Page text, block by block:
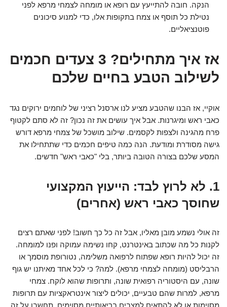
הנקה. חובה להתייעץ עם רופא או מומחה לצמחי מרפא לפני
נטילת כל תוסף או צמח בתקופות אלו, כדי למנוע סיכונים
פוטנציאליים.
אז איך מתחילים? 3 צעדים חכמים
לשילוב הטבע בחיים שלכם
אוקיי, אז הבנו שהטבע מציע לנו ארסנל רציני של לוחמים ירוקים נגד
כאבי ראש ומיגרנות. אבל איך עושים את זה נכון? זה לא סתם לקטוף
פרח מהגינה ולצפות לקסמים. שילוב מושכל של צמחי מרפא דורש
גישה מסודרת ומודעת. הנה כמה טיפים חכמים כדי שתתחילו את
המסע שלכם בצורה הטובה ביותר, בלי "כאבי ראש" חדשים.
1. לא לרוץ לבד: הייעוץ המקצועי
שחוסך כאבי ראש (אחרים)
זה אולי נשמע מובן מאליו, אבל זה כל כך חשוב! לפני שאתם רצים
לקנות כל מה שכתוב באינטרנט, קחו נשימה עמוקה ופנו למומחה.
זה יכול להיות רופא שפתוח לרפואה משלימה, נטורופת מוסמך או
הרבליסט (מומחה לצמחי מרפא). למה? כי לכל אחד מאיתנו יש גוף
שונה, עם היסטוריה רפואית שונה, ותרופות שהוא לוקח. צמחי
מרפא, למרות שהם טבעיים, יכולים ליצור אינטראקציות עם תרופות
מסוימות או לא להתאים למצבים בריאותיים מסוימים. תחשבו על זה